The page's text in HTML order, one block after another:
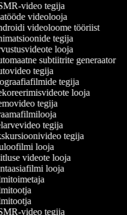
video tegija
videolooja
videoloome tööriist
tegija
looja
subtiitrite generaator
tegija
tegija
looja
tegija
tegija
tegija
looja
videote looja
looja
video tegija